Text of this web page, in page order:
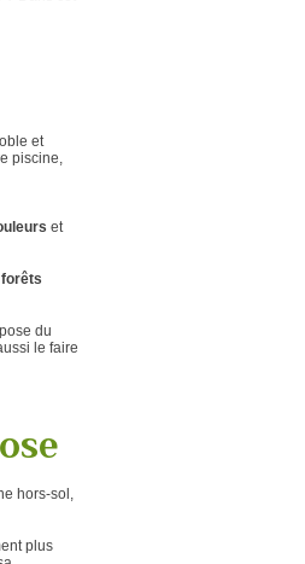
et
piscine,
et
forêts
du
le faire
hors-sol,
plus